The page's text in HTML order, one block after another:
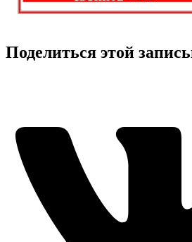
Поделиться этой